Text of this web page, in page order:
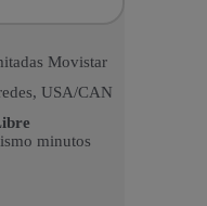
Movistar
USA/CAN
minutos